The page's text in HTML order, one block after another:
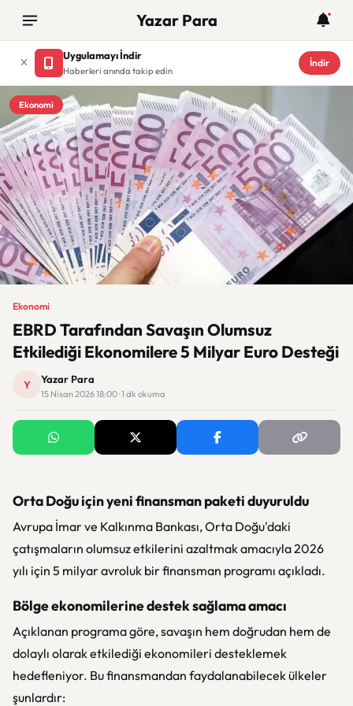
Yazar Para
Uygulamayı İndir
Haberleri anında takip edin
İndir
Ekonomi
Ekonomi
EBRD Tarafından Savaşın Olumsuz
Etkilediği Ekonomilere 5 Milyar Euro Desteği
Y Yazar Para
15 Nisan 2026 18:00 · 1 dk okuma
Orta Doğu için yeni finansman paketi duyuruldu
Avrupa İmar ve Kalkınma Bankası, Orta Doğu'daki
çatışmaların olumsuz etkilerini azaltmak amacıyla 2026
yılı için 5 milyar avroluk bir finansman programı açıkladı.
Bölge ekonomilerine destek sağlama amacı
Açıklanan programa göre, savaşın hem doğrudan hem de
dolaylı olarak etkilediği ekonomileri desteklemek
hedefleniyor. Bu finansmandan faydalanabilecek ülkeler
şunlardır: